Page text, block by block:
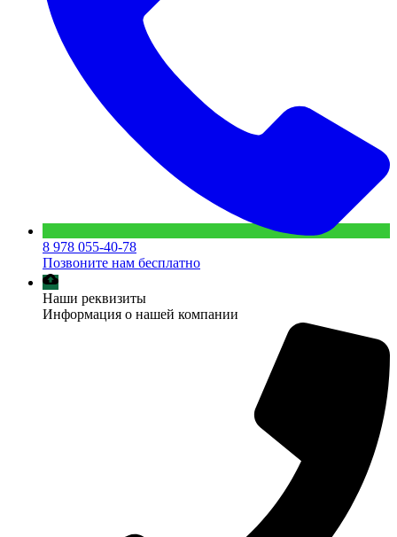
8 978 055-40-78
Позвоните нам бесплатно
Наши реквизиты
Информация о нашей компании